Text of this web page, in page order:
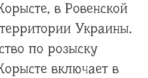
в Ровенской
Украины.
по розыску
включает в